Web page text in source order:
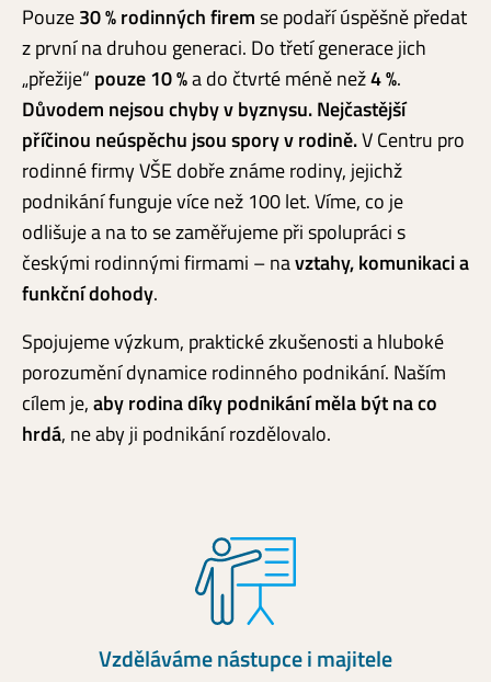
Pouze30 % rodinných firemse podaří úspěšně předat
z první na druhou generaci. Do třetí generace jich
„přežije“ pouze 10 %a do čtvrté méně než4 %.
Důvodem nejsou chyby v byznysu. Nejčastější
příčinou neúspěchu jsou spory v rodině.V Centru pro
rodinné firmy VŠE dobře známe rodiny, jejichž
podnikání funguje více než 100 let. Víme, co je
odlišuje a na to se zaměřujeme při spolupráci s
českými rodinnými firmami – navztahy, komunikaci a
funkční dohody.
Spojujeme výzkum, praktické zkušenosti a hluboké
porozumění dynamice rodinného podnikání. Naším
cílem je,aby rodina díky podnikání měla být na co
hrdá, ne aby ji podnikání rozdělovalo.
Vzděláváme nástupcei majitele